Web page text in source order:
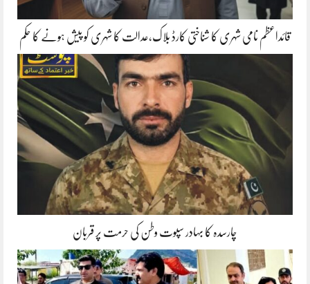
قائداعظم نامی شہری کا شناختی کارڈ بلاک،عدالت کا شہری کو پیش ہونے کا حکم
چارسدہ کا بہادر سپوت وطن کی حرمت پر قربان